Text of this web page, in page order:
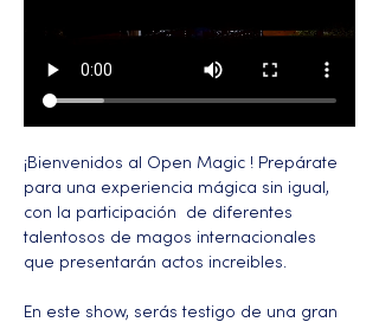
¡Bienvenidos al Open Magic ! Prepárate
para una experiencia mágica sin igual,
con la participación  de diferentes
talentosos de magos internacionales
que presentarán actos increibles.
En este show, serás testigo de una gran